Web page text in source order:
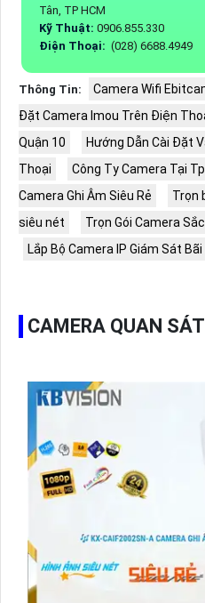
Tân, TP HCM
Kỹ Thuật: 0906.855.330
Điện Thoại: (028) 6688.4949
Thông Tin: Camera Wifi
Đặt Camera Imou Trên Điện
Quận 10
Hướng Dẫn Cài Đặt
Thoại
Công Ty Camera Tại
Camera Ghi Âm Siêu Rẻ
Trọn
siêu nét
Trọn Gói Camera
Lắp Bộ Camera IP Giám Sát Bãi
CAMERA QUAN